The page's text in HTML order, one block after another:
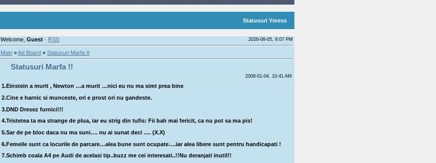
Statusuri Ymess
Welcome, Guest· RSS 2026-08-05, 9:07 PM
Main»Ad Board» Statusuri Marfa II
Statusuri Marfa !!
2009-01-04, 10:41 AM
1.Einstein a murit , Newton …a murit …nici eu nu ma simt prea bine
2.Cine e harnic si munceste, ori e prost ori nu gandeste.
3.DND Dresez furnici!!!
4.Tristetea ta ma strange de plua, iar eu strig din tufis: Fii bah mai fericit, ca nu pot sa ma pis!
5.Sar de pe bloc daca nu ma suni…. nu ai sunat deci …. (X.X)
6.Femeile sunt ca locurile de parcare…alea bune sunt ocupate….iar alea libere sunt pentru handicapati !
7.Schimb coala A4 pe Audi de acelasi tip..buzz me cei interesati..!!Nu deranjati inutil!!